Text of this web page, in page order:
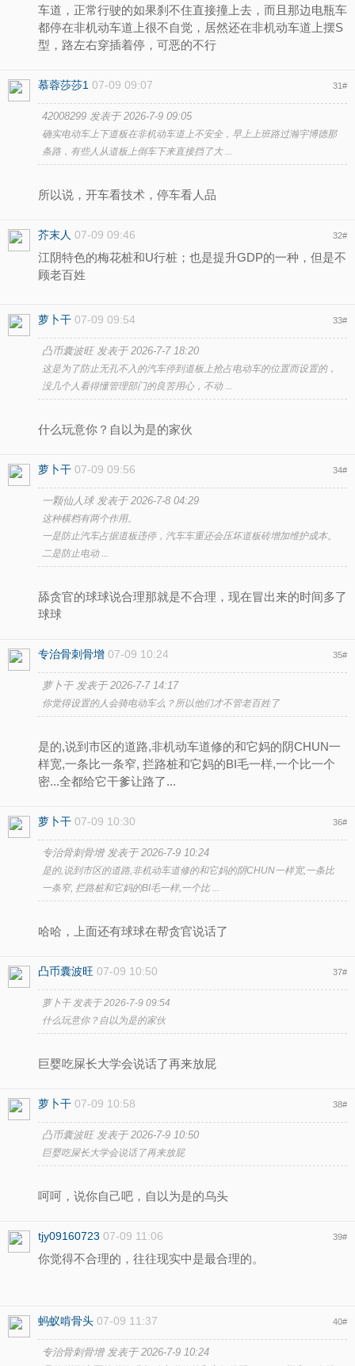
车道，正常行驶的如果刹不住直接撞上去，而且那边电瓶车
都停在非机动车道上很不自觉，居然还在非机动车道上摆S
型，路左右穿插着停，可恶的不行
慕蓉莎莎1 07-09 09:07 31#
42008299 发表于 2026-7-9 09:05
确实电动车上下道板在非机动车道上不安全，早上上班路过瀚宇博德那
条路，有些人从道板上倒车下来直接挡了大 ...
所以说，开车看技术，停车看人品
芥末人 07-09 09:46 32#
江阴特色的梅花桩和U行桩；也是提升GDP的一种，但是不
顾老百姓
萝卜干 07-09 09:54 33#
凸币囊波旺 发表于 2026-7-7 18:20
这是为了防止无孔不入的汽车停到道板上抢占电动车的位置而设置的，
没几个人看得懂管理部门的良苦用心，不动 ...
什么玩意你？自以为是的家伙
萝卜干 07-09 09:56 34#
一颗仙人球 发表于 2026-7-8 04:29
这种横档有两个作用。
一是防止汽车占据道板违停，汽车车重还会压坏道板砖增加维护成本。
二是防止电动 ...
舔贪官的球球说合理那就是不合理，现在冒出来的时间多了
球球
专治骨刺骨增 07-09 10:24 35#
萝卜干 发表于 2026-7-7 14:17
你觉得设置的人会骑电动车么？所以他们才不管老百姓了
是的,说到市区的道路,非机动车道修的和它妈的阴CHUN一
样宽,一条比一条窄, 拦路桩和它妈的BI毛一样,一个比一个
密...全都给它干爹让路了...
萝卜干 07-09 10:30 36#
专治骨刺骨增 发表于 2026-7-9 10:24
是的,说到市区的道路,非机动车道修的和它妈的阴CHUN一样宽,一条比
一条窄, 拦路桩和它妈的BI毛一样,一个比 ...
哈哈，上面还有球球在帮贪官说话了
凸币囊波旺 07-09 10:50 37#
萝卜干 发表于 2026-7-9 09:54
什么玩意你？自以为是的家伙
巨婴吃屎长大学会说话了再来放屁
萝卜干 07-09 10:58 38#
凸币囊波旺 发表于 2026-7-9 10:50
巨婴吃屎长大学会说话了再来放屁
呵呵，说你自己吧，自以为是的乌头
tjy09160723 07-09 11:06 39#
你觉得不合理的，往往现实中是最合理的。
蚂蚁啃骨头 07-09 11:37 40#
专治骨刺骨增 发表于 2026-7-9 10:24